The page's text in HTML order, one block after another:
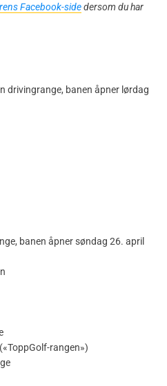
Facebook-sidedersom du har
drivingrange, banen åpner lørdag
banen åpner søndag 26. april
rangen»)